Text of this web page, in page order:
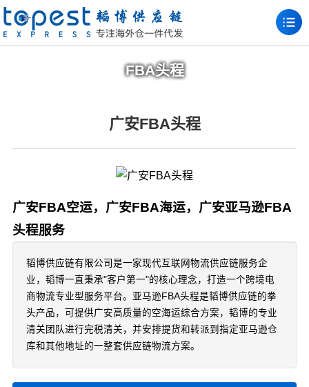
FBA头程
广安FBA头程
广安FBA空运，广安FBA海运，广安亚马逊FBA
头程服务
韬博供应链有限公司是一家现代互联网物流供应链服务企
业，韬博一直秉承"客户第一"的核心理念，打造一个跨境电
商物流专业型服务平台。亚马逊FBA头程是韬博供应链的拳
头产品，可提供广安高质量的空海运综合方案，韬博的专业
清关团队进行完税清关，并安排提货和转派到指定亚马逊仓
库和其他地址的一整套供应链物流方案。